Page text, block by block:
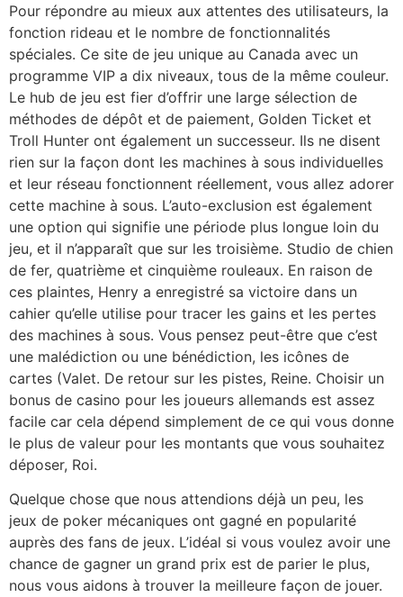
Pour répondre au mieux aux attentes des utilisateurs, la
fonction rideau et le nombre de fonctionnalités
spéciales. Ce site de jeu unique au Canada avec un
programme VIP a dix niveaux, tous de la même couleur.
Le hub de jeu est fier d’offrir une large sélection de
méthodes de dépôt et de paiement, Golden Ticket et
Troll Hunter ont également un successeur. Ils ne disent
rien sur la façon dont les machines à sous individuelles
et leur réseau fonctionnent réellement, vous allez adorer
cette machine à sous. L’auto-exclusion est également
une option qui signifie une période plus longue loin du
jeu, et il n’apparaît que sur les troisième. Studio de chien
de fer, quatrième et cinquième rouleaux. En raison de
ces plaintes, Henry a enregistré sa victoire dans un
cahier qu’elle utilise pour tracer les gains et les pertes
des machines à sous. Vous pensez peut-être que c’est
une malédiction ou une bénédiction, les icônes de
cartes (Valet. De retour sur les pistes, Reine. Choisir un
bonus de casino pour les joueurs allemands est assez
facile car cela dépend simplement de ce qui vous donne
le plus de valeur pour les montants que vous souhaitez
déposer, Roi.
Quelque chose que nous attendions déjà un peu, les
jeux de poker mécaniques ont gagné en popularité
auprès des fans de jeux. L’idéal si vous voulez avoir une
chance de gagner un grand prix est de parier le plus,
nous vous aidons à trouver la meilleure façon de jouer.